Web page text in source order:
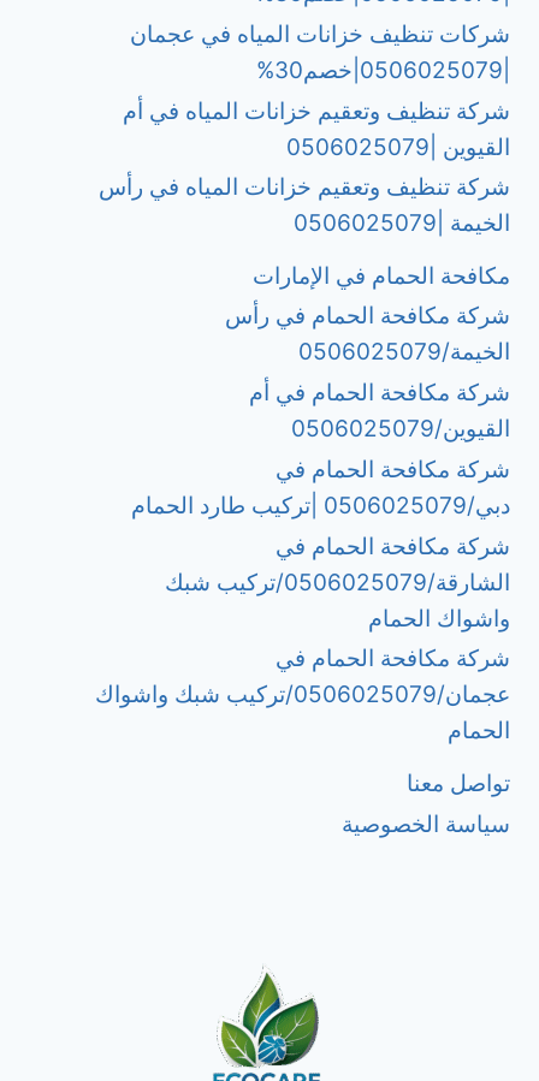
شركات تنظيف خزانات المياه في عجمان
شركة تنظيف وتعقيم خزانات المياه في أم
القيوين |0506025079
شركة تنظيف وتعقيم خزانات المياه في رأس
الخيمة |0506025079
مكافحة الحمام في الإمارات
شركة مكافحة الحمام في رأس
الخيمة/0506025079
شركة مكافحة الحمام في أم
القيوين/0506025079
شركة مكافحة الحمام في
دبي/0506025079 |تركيب طارد الحمام
شركة مكافحة الحمام في
الشارقة/0506025079/تركيب شبك
واشواك الحمام
شركة مكافحة الحمام في
عجمان/0506025079/تركيب شبك واشواك
الحمام
تواصل معنا
سياسة الخصوصية